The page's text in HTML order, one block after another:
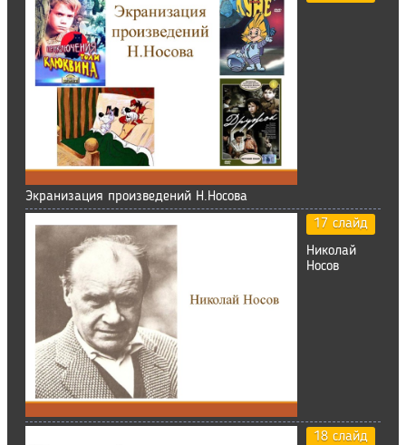
Экранизация произведений Н.Носова
17 слайд
Николай
Носов
18 слайд